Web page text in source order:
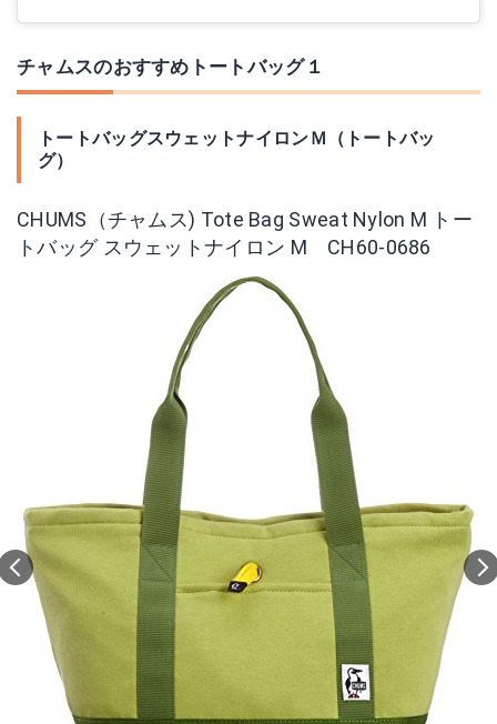
チャムスのおすすめトートバッグ１
トートバッグスウェットナイロンＭ（トートバッ
グ）
CHUMS（チャムス) Tote Bag Sweat Nylon M トー
トバッグ スウェットナイロン M CH60-0686